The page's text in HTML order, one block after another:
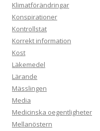
Klimatförändringar
Konspirationer
Kontrollstat
Korrekt information
Kost
Läkemedel
Lärande
Mässlingen
Media
Medicinska oegentligheter
Mellanöstern